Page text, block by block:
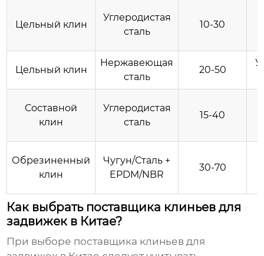
Цельный клин
Углеродистая
сталь
10-30
Цельный клин
Нержавеющая
сталь
20-50
Составной
клин
Углеродистая
сталь
15-40
Обрезиненный
клин
Чугун/Сталь +
EPDM/NBR
30-70
Как выбрать поставщика клиньев для
задвижек в Китае?
При выборе поставщика клиньев для